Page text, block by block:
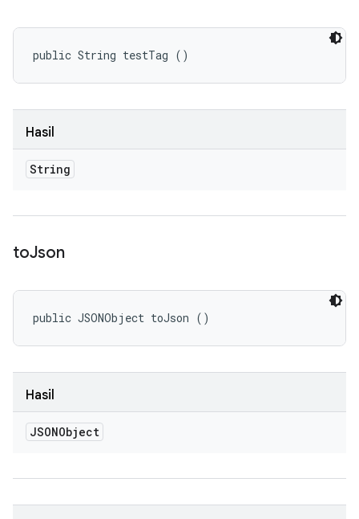
public String testTag ()
Hasil
String
toJson
public JSONObject toJson ()
Hasil
JSONObject